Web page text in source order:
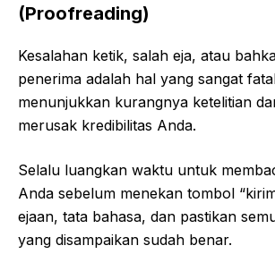
(Proofreading)
Kesalahan ketik, salah eja, atau
penerima adalah hal yang sangat
menunjukkan kurangnya ketelitian
merusak kredibilitas Anda.
Selalu luangkan waktu untuk
Anda sebelum menekan tombol
ejaan, tata bahasa, dan pastikan
yang disampaikan sudah benar.